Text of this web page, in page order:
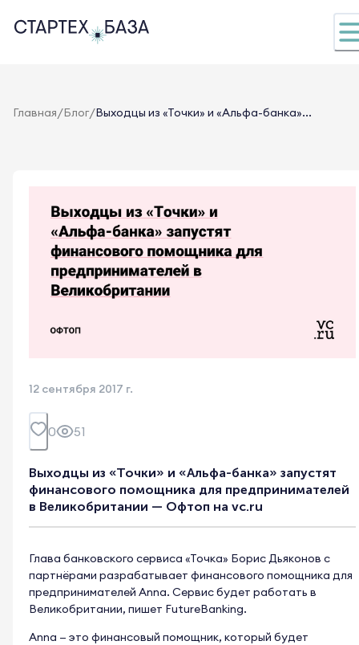
Главная/Блог/Выходцы из «Точки» и «Альфа-банка»...
12 сентября 2017 г.
0 51
Выходцы из «Точки» и «Альфа-банка» запустят
финансового помощника для предпринимателей
в Великобритании — Офтоп на vc.ru
Глава банковского сервиса «Точка» Борис Дьяконов с
партнёрами разрабатывает финансового помощника для
предпринимателей Anna. Сервис будет работать в
Великобритании, пишет FutureBanking.
Anna — это финансовый помощник, который будет